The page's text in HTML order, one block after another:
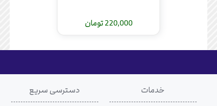
220,000 تومان
خدمات دسترسی سریع